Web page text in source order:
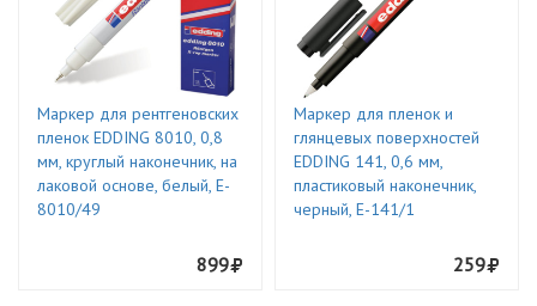
Маркер для рентгеновских
пленок EDDING 8010, 0,8
мм, круглый наконечник, на
лаковой основе, белый, E-
8010/49
899
Маркер для пленок и
глянцевых поверхностей
EDDING 141, 0,6 мм,
пластиковый наконечник,
черный, E-141/1
259